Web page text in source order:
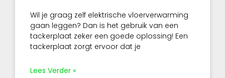
Wil je graag zelf elektrische vloerverwarming
gaan leggen? Dan is het gebruik van een
tackerplaat zeker een goede oplossing! Een
tackerplaat zorgt ervoor dat je
Lees Verder »